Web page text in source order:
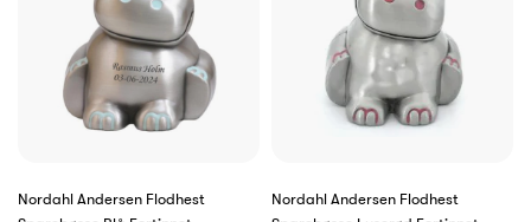
Nordahl Andersen Flodhest
Nordahl Andersen Flodhest